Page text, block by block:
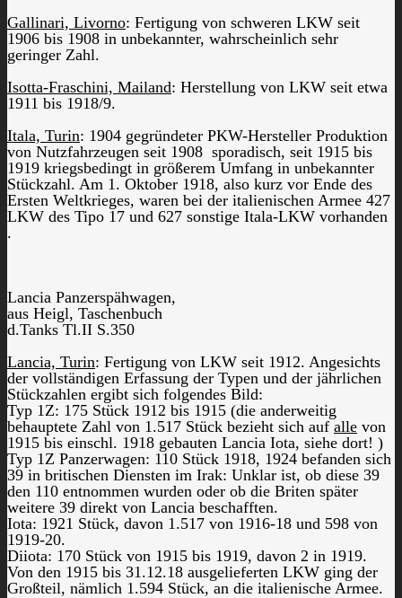
Gallinari, Livorno: Fertigung von schweren LKW seit
1906 bis 1908 in unbekannter, wahrscheinlich sehr
geringer Zahl.
Isotta-Fraschini, Mailand: Herstellung von LKW seit etwa
1911 bis 1918/9.
Itala, Turin: 1904 gegründeter PKW-Hersteller Produktion
von Nutzfahrzeugen seit 1908 sporadisch, seit 1915 bis
1919 kriegsbedingt in größerem Umfang in unbekannter
Stückzahl. Am 1. Oktober 1918, also kurz vor Ende des
Ersten Weltkrieges, waren bei der italienischen Armee 427
LKW des Tipo 17 und 627 sonstige Itala-LKW vorhanden
.
Lancia Panzerspähwagen,
aus Heigl, Taschenbuch
d.Tanks Tl.II S.350
Lancia, Turin: Fertigung von LKW seit 1912. Angesichts
der vollständigen Erfassung der Typen und der jährlichen
Stückzahlen ergibt sich folgendes Bild:
Typ 1Z: 175 Stück 1912 bis 1915 (die anderweitig
behauptete Zahl von 1.517 Stück bezieht sich auf alle von
1915 bis einschl. 1918 gebauten Lancia Iota, siehe dort! )
Typ 1Z Panzerwagen: 110 Stück 1918, 1924 befanden sich
39 in britischen Diensten im Irak: Unklar ist, ob diese 39
den 110 entnommen wurden oder ob die Briten später
weitere 39 direkt von Lancia beschafften.
Iota: 1921 Stück, davon 1.517 von 1916-18 und 598 von
1919-20.
Diiota: 170 Stück von 1915 bis 1919, davon 2 in 1919.
Von den 1915 bis 31.12.18 ausgelieferten LKW ging der
Großteil, nämlich 1.594 Stück, an die italienische Armee.